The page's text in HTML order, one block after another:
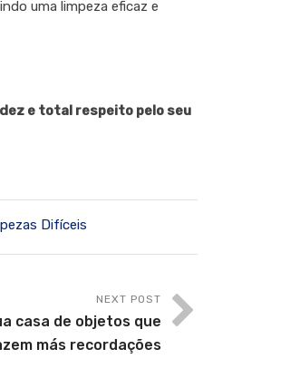
uma limpeza eficaz e
e total respeito pelo seu
Difíceis
NEXT POST
casa de objetos que
más recordações